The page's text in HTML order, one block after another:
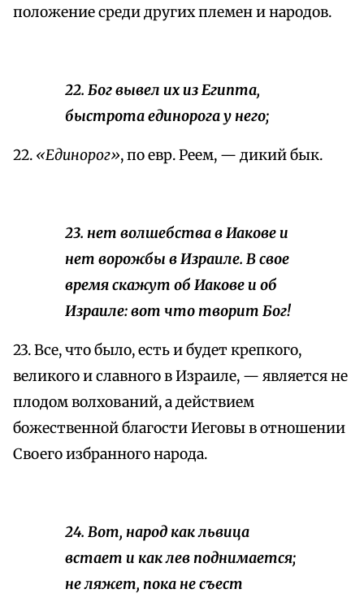
положение среди других племен и народов.
22. Бог вывел их из Египта,
быстрота единорога у него;
22. «Единорог», по евр. Реем, — дикий бык.
23. нет волшебства в Иакове и
нет ворожбы в Израиле. В свое
время скажут об Иакове и об
Израиле: вот что творит Бог!
23. Все, что было, есть и будет крепкого,
великого и славного в Израиле, — является не
плодом волхований, а действием
божественной благости Иеговы в отношении
Своего избранного народа.
24. Вот, народ как львица
встает и как лев поднимается;
не ляжет, пока не съест